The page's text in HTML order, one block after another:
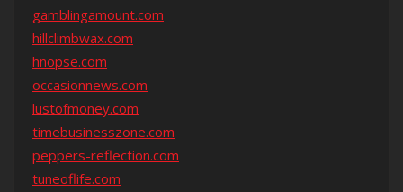
gamblingamount.com
hillclimbwax.com
hnopse.com
occasionnews.com
lustofmoney.com
timebusinesszone.com
peppers-reflection.com
tuneoflife.com